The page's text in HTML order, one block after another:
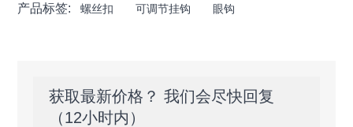
产品标签: 螺丝扣 可调节挂钩 眼钩
获取最新价格？ 我们会尽快回复
（12小时内）